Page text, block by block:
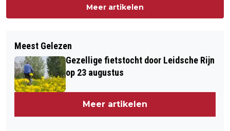
Meer artikelen
Meest Gelezen
Gezellige fietstocht door Leidsche Rijn
op 23 augustus
Meer artikelen